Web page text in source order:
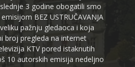
3 godine obogatili smo
BEZ USTRUČAVANJA
pažnju gledaoca i koja
broj pregleda na internet
KTV pored istaknutih
10 autorskih emisija nedeljno